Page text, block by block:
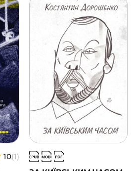
10(1)